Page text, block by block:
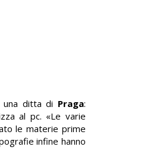
ditta di Praga:
al pc. «Le varie
le materie prime
infine hanno